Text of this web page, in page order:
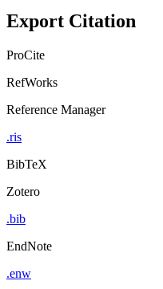
Export Citation
ProCite
RefWorks
Reference Manager
.ris
BibTeX
Zotero
.bib
EndNote
.enw